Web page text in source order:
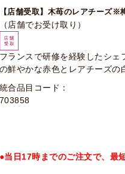
【店舗受取】木苺のレアチーズ※
（店舗でお受け取り）
フランスで研修を経験したシ
の鮮やかな赤色とレアチーズ
統合品目コード：
703858
●当日17時までのご注文で、最